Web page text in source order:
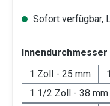
Sofort verfügbar,
Innendurchmesser
1 Zoll - 25 mm
1 1/2 Zoll - 38 mm